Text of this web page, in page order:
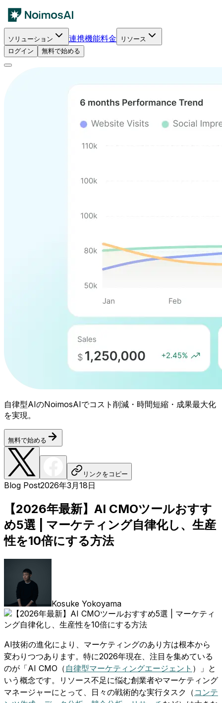
ソリューション 連携機能料金
リソース
ログイン
無料で始める
自律型AIのNoimosAIでコスト削減・時間短縮・成果最大化
を実現。
無料で始める
リンクをコピー
Blog Post2026年3月18日
【2026年最新】AI CMOツールおすす
め5選 | マーケティング自律化し、生産
性を10倍にする方法
Kosuke Yokoyama
AI技術の進化により、マーケティングのあり方は根本から
変わりつつあります。特に2026年現在、注目を集めている
のが「AI CMO（ 自律型マーケティングエージェント ）」と
いう概念です。リソース不足に悩む創業者やマーケティング
マネージャーにとって、日々の戦術的な実行タスク（ コンテ